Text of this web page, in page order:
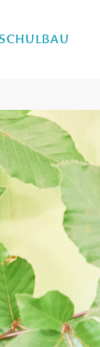
SCHULBAU